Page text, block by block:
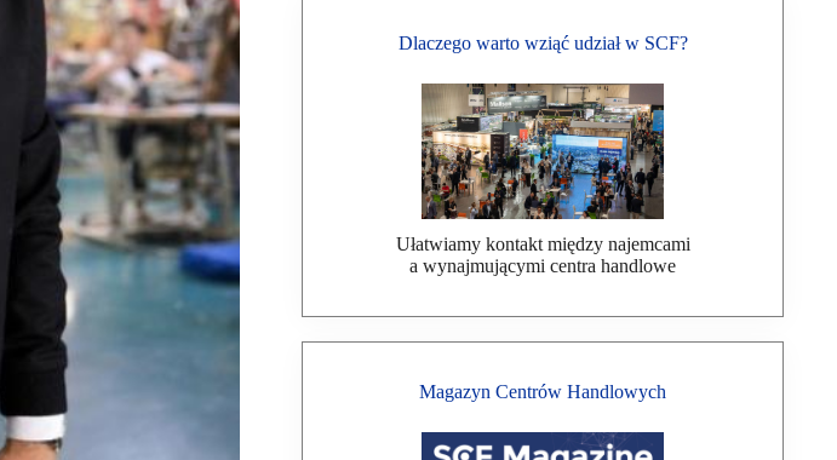
Dlaczego warto wziąć udział w SCF?
Ułatwiamy kontakt między najemcami
a wynajmującymi centra handlowe
Magazyn Centrów Handlowych